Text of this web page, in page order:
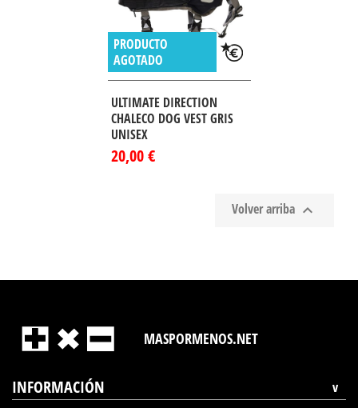
PRODUCTO
AGOTADO
ULTIMATE DIRECTION
CHALECO DOG VEST GRIS
UNISEX
20,00 €
Volver arriba 
MASPORMENOS.NET
INFORMACIÓN